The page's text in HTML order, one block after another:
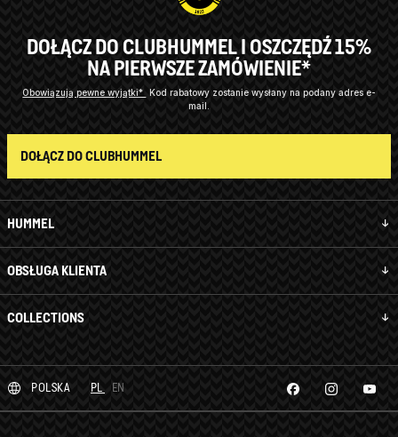
HUMMEL
OBSŁUGA KLIENTA
COLLECTIONS
DOŁĄCZ DO CLUBHUMMEL I OSZCZĘDŹ 15%
NA PIERWSZE ZAMÓWIENIE*
Obowiązują pewne wyjątki* Kod rabatowy zostanie wysłany na podany adres e-
mail.
DOŁĄCZ DO CLUBHUMMEL
POLSKA PL EN